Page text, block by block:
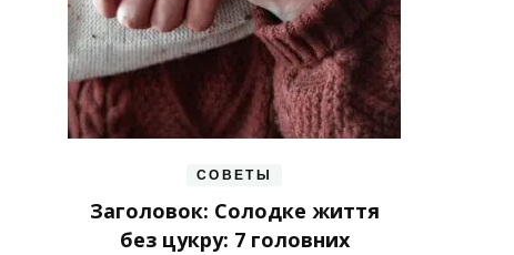
СОВЕТЫ
Заголовок: Солодке життя
без цукру: 7 головних